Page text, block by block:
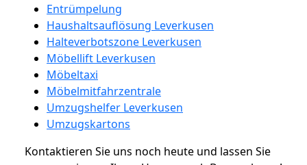
Entrümpelung
Haushaltsauflösung Leverkusen
Halteverbotszone Leverkusen
Möbellift Leverkusen
Möbeltaxi
Möbelmitfahrzentrale
Umzugshelfer Leverkusen
Umzugskartons
Kontaktieren Sie uns noch heute und lassen Sie